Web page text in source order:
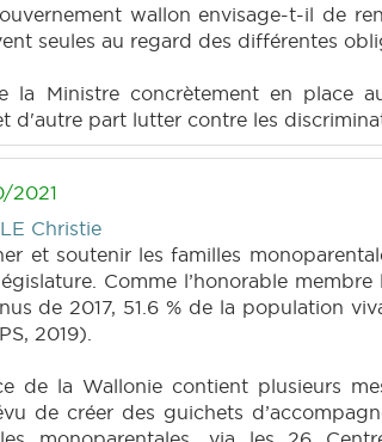
wallon envisage-t-il de
seules au regard des différentes
la Ministre concrètement en place
d'autre part lutter contre les
2021
Christie
et soutenir les familles
Comme l’honorable
de 2017, 51.6 % de la population
2019).
de la Wallonie contient plusieurs
de créer des guichets